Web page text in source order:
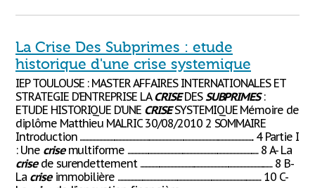
La Crise Des Subprimes : etude
historique d'une crise systemique
IEP TOULOUSE : MASTER AFFAIRES INTERNATIONALES ET
STRATEGIE D’ENTREPRISE LACRISEDESSUBPRIMES:
ETUDE HISTORIQUE D’UNE CRISESYSTEMIQUE Mémoire de
diplôme Matthieu MALRIC 30/08/2010 2 SOMMAIRE
Introduction .............................................................................................................................. 4 Partie I
: Une crisemultiforme ............................................................................................... 8 A- La
crisede surendettement ................................................................................................ 8 B-
La criseimmobilière ........................................................................................................ 10 C-